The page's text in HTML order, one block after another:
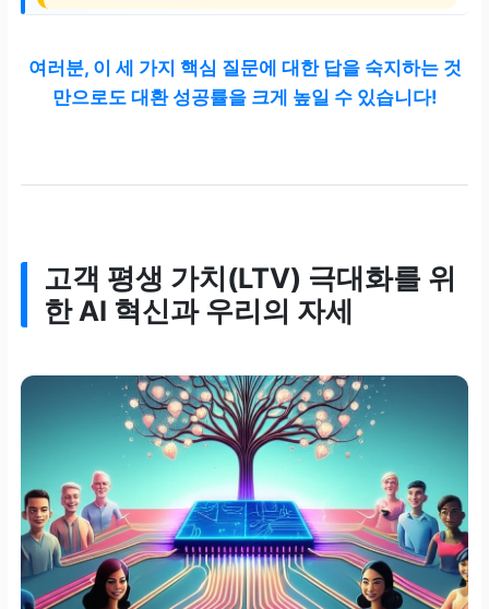
여러분, 이 세 가지 핵심 질문에 대한 답을 숙지하는 것
만으로도 대환 성공률을 크게 높일 수 있습니다!
고객 평생 가치(LTV) 극대화를 위
한 AI 혁신과 우리의 자세